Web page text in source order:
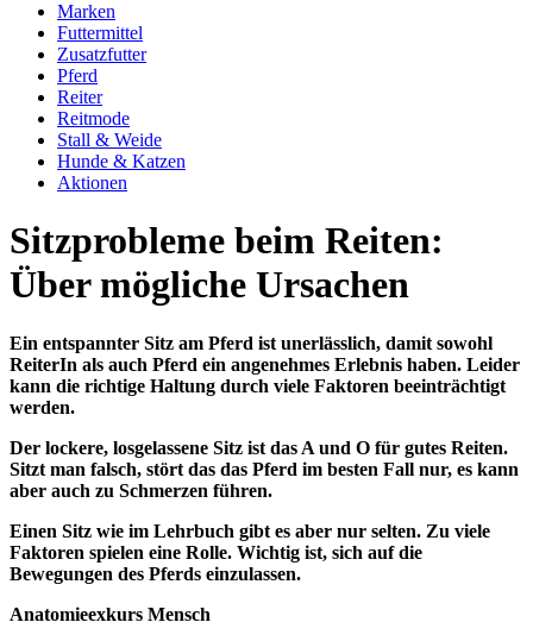
Marken
Futtermittel
Zusatzfutter
Pferd
Reiter
Reitmode
Stall & Weide
Hunde & Katzen
Aktionen
Sitzprobleme beim Reiten:
Über mögliche Ursachen
Ein entspannter Sitz am Pferd ist unerlässlich, damit sowohl
ReiterIn als auch Pferd ein angenehmes Erlebnis haben. Leider
kann die richtige Haltung durch viele Faktoren beeinträchtigt
werden.
Der lockere, losgelassene Sitz ist das A und O für gutes Reiten.
Sitzt man falsch, stört das das Pferd im besten Fall nur, es kann
aber auch zu Schmerzen führen.
Einen Sitz wie im Lehrbuch gibt es aber nur selten. Zu viele
Faktoren spielen eine Rolle. Wichtig ist, sich auf die
Bewegungen des Pferds einzulassen.
Anatomieexkurs Mensch